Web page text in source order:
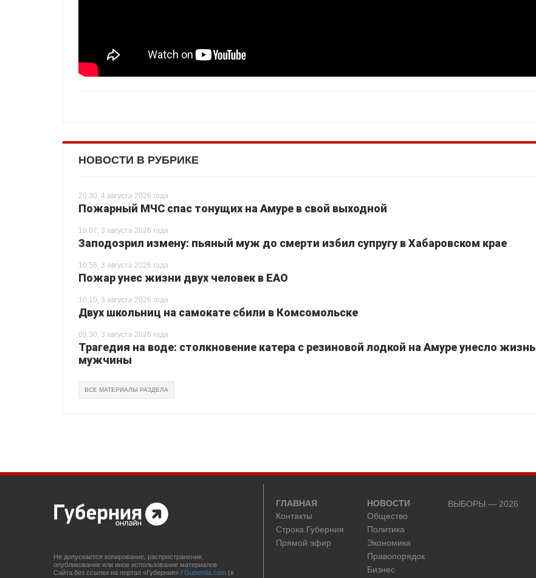
НОВОСТИ В РУБРИКЕ
20:30, 4 августа 2026 года
Пожарный МЧС спас тонущих на Амуре в свой выходной
19:07, 3 августа 2026 года
Заподозрил измену: пьяный муж до смерти избил супругу в Хабаровском крае
10:56, 3 августа 2026 года
Пожар унес жизни двух человек в ЕАО
10:10, 3 августа 2026 года
Двух школьниц на самокате сбили в Комсомольске
09:30, 3 августа 2026 года
Трагедия на воде: столкновение катера с резиновой лодкой на Амуре унесло жизнь
мужчины
ВСЕ МАТЕРИАЛЫ РАЗДЕЛА
Не допускается копирование, распространение,
опубликование или иное использование материалов
Сайта без ссылки на портал «Губерния» / Gubernia.com (в
ГЛАВНАЯ
Контакты
Строка.Губерния
Прямой эфир
НОВОСТИ
Общество
Политика
Экономика
Правопорядок
Бизнес
ВЫБОРЫ — 2026